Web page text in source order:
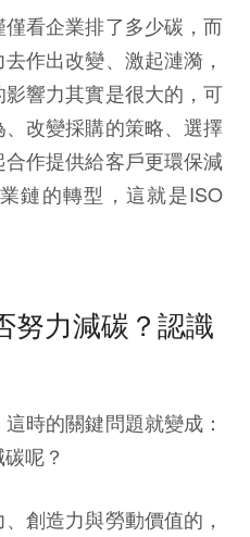
看企業排了多少碳，而
作出改變、激起漣漪，
響力其實是很大的，可
改變採購的策略、選擇
作提供給客戶更環保減
鏈的轉型，這就是ISO
努力減碳？認識
的關鍵問題就變成：
呢？
造力與勞動價值的，